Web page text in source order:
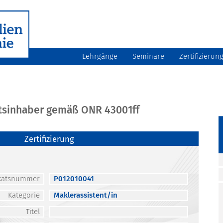
Lehrgänge Seminare Zertifizierung
gemäß ONR 43001ff
Zertifizierung
P012010041
Kategorie
Maklerassistent/in
Titel